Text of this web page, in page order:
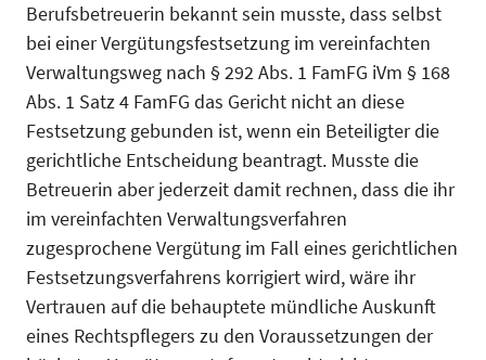
Berufsbetreu­erin bekannt sein musste, dass selbst
bei einer Vergütungsfestsetzung im vereinfachten
Verwal­tungsweg nach § 292 Abs. 1 FamFG iVm § 168
Abs. 1 Satz 4 FamFG das Gericht nicht an diese
Festsetzung gebunden ist, wenn ein Beteiligter die
gerichtliche Entscheidung beantragt. Musste die
Betreuerin aber jederzeit damit rechnen, dass die ihr
im vereinfachten Verwaltungsverfahren
zugesprochene Vergütung im Fall eines gericht­lichen
Festsetzungsverfahrens korrigiert wird, wäre ihr
Vertrauen auf die behauptete mündliche Auskunft
eines Rechtspflegers zu den Vorausset­zungen der